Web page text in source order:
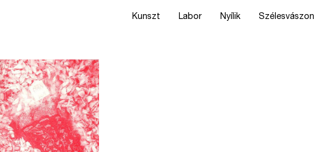
Kunszt Labor Nyílik Szélesvászon